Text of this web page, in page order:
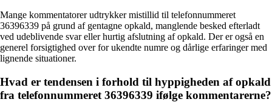
Mange kommentatorer udtrykker mistillid til telefonnummeret
36396339 på grund af gentagne opkald, manglende besked efterladt
ved udeblivende svar eller hurtig afslutning af opkald. Der er også en
generel forsigtighed over for ukendte numre og dårlige erfaringer med
lignende situationer.
Hvad er tendensen i forhold til hyppigheden af opkald
fra telefonnummeret 36396339 ifølge kommentarerne?